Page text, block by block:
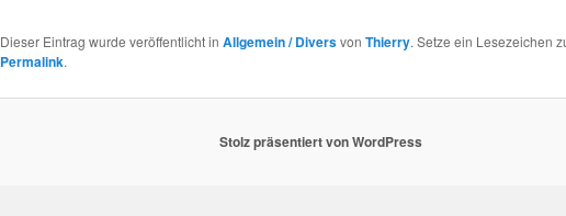
Dieser Eintrag wurde veröffentlicht in Allgemein / Diversvon Thierry. Setze ein Lesezeichen
Permalink.
Stolz präsentiert von WordPress